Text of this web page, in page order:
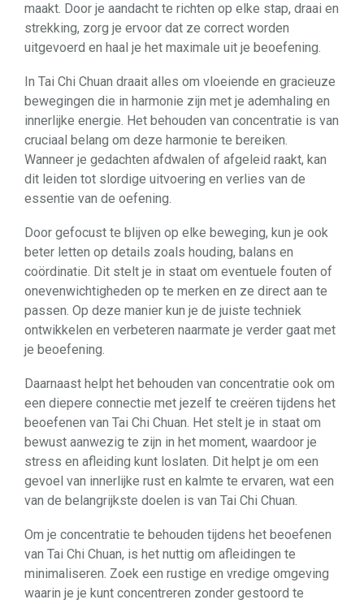
maakt. Door je aandacht te richten op elke stap, draai en
strekking, zorg je ervoor dat ze correct worden
uitgevoerd en haal je het maximale uit je beoefening.
In Tai Chi Chuan draait alles om vloeiende en gracieuze
bewegingen die in harmonie zijn met je ademhaling en
innerlijke energie. Het behouden van concentratie is van
cruciaal belang om deze harmonie te bereiken.
Wanneer je gedachten afdwalen of afgeleid raakt, kan
dit leiden tot slordige uitvoering en verlies van de
essentie van de oefening.
Door gefocust te blijven op elke beweging, kun je ook
beter letten op details zoals houding, balans en
coördinatie. Dit stelt je in staat om eventuele fouten of
onevenwichtigheden op te merken en ze direct aan te
passen. Op deze manier kun je de juiste techniek
ontwikkelen en verbeteren naarmate je verder gaat met
je beoefening.
Daarnaast helpt het behouden van concentratie ook om
een ​​diepere connectie met jezelf te creëren tijdens het
beoefenen van Tai Chi Chuan. Het stelt je in staat om
bewust aanwezig te zijn in het moment, waardoor je
stress en afleiding kunt loslaten. Dit helpt je om een ​​
gevoel van innerlijke rust en kalmte te ervaren, wat een
van de belangrijkste doelen is van Tai Chi Chuan.
Om je concentratie te behouden tijdens het beoefenen
van Tai Chi Chuan, is het nuttig om afleidingen te
minimaliseren. Zoek een rustige en vredige omgeving
waarin je je kunt concentreren zonder gestoord te